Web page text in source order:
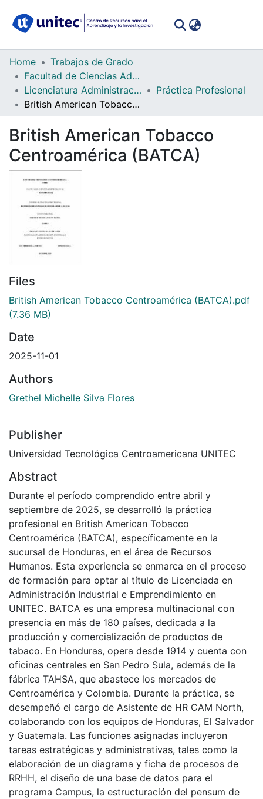
Communities
Collections
Statistics
Home
Trabajos de Grado
Facultad de Ciencias Administrativas y Sociales
Licenciatura Administración Industrial y Emprendimiento
Práctica Profesional
British American Tobacco Centroamérica (BATCA)
British American Tobacco
Centroamérica (BATCA)
Files
British American Tobacco Centroamérica (BATCA).pdf
(7.36 MB)
Date
2025-11-01
Authors
Grethel Michelle Silva Flores
Publisher
Universidad Tecnológica Centroamericana UNITEC
Abstract
Durante el período comprendido entre abril y
septiembre de 2025, se desarrolló la práctica
profesional en British American Tobacco
Centroamérica (BATCA), específicamente en la
sucursal de Honduras, en el área de Recursos
Humanos. Esta experiencia se enmarca en el proceso
de formación para optar al título de Licenciada en
Administración Industrial e Emprendimiento en
UNITEC. BATCA es una empresa multinacional con
presencia en más de 180 países, dedicada a la
producción y comercialización de productos de
tabaco. En Honduras, opera desde 1914 y cuenta con
oficinas centrales en San Pedro Sula, además de la
fábrica TAHSA, que abastece los mercados de
Centroamérica y Colombia. Durante la práctica, se
desempeñó el cargo de Asistente de HR CAM North,
colaborando con los equipos de Honduras, El Salvador
y Guatemala. Las funciones asignadas incluyeron
tareas estratégicas y administrativas, tales como la
elaboración de un diagrama y ficha de procesos de
RRHH, el diseño de una base de datos para el
programa Campus, la estructuración del pensum de